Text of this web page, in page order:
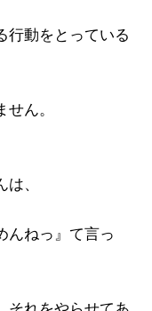
行動をとっている
ん。
、
んねっ』て言っ